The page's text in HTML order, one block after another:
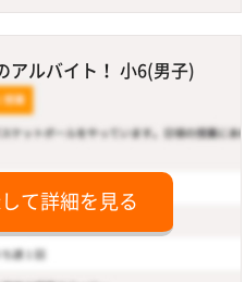
アルバイト！ 小6(男子)
て詳細を見る